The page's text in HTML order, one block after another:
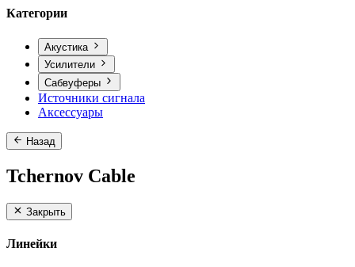
Категории
Акустика
Усилители
Сабвуферы
Источники сигнала
Аксессуары
Назад
Tchernov Cable
Закрыть
Линейки